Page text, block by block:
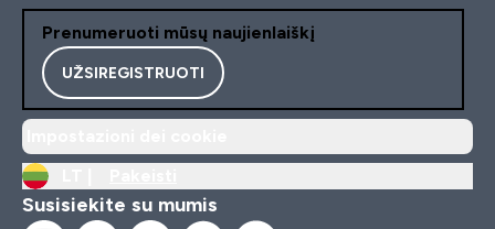
Prenumeruoti mūsų naujienlaiškį
UŽSIREGISTRUOTI
Susisiekite su mumis